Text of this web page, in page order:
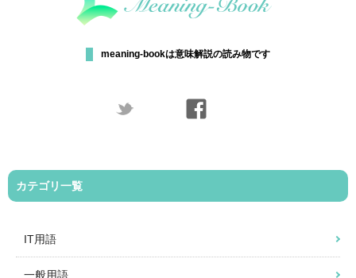
meaning-bookは意味解説の読み物です
カテゴリ一覧
IT用語
一般用語